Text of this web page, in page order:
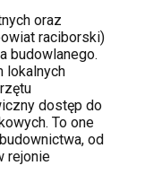
oraz
raciborski)
budowlanego.
lokalnych
dostęp do
To one
od
rejonie